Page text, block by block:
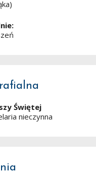
Świętej
nieczynna